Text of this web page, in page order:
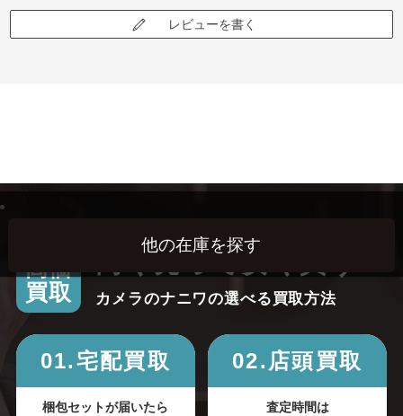
レビューを書く
高価
買取
高く売って安く買う！
カメラのナニワの選べる買取方法
01.宅配買取
梱包セットが届いたら
02.店頭買取
査定時間は